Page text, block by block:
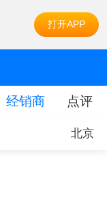
打开APP
经销商 点评
北京